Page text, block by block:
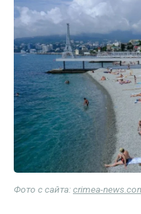
Фото с сайта:crimea-